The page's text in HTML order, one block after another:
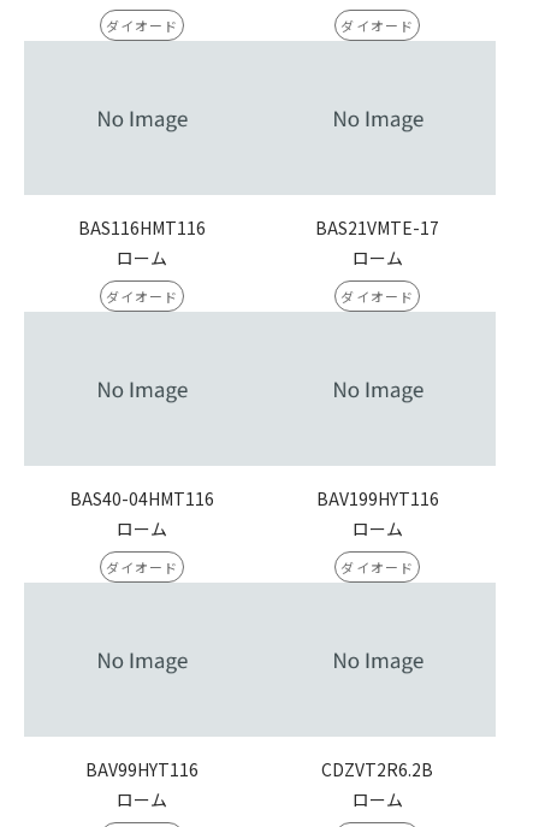
ダイオード ダイオード
BAS116HMT116
ローム
ダイオード
BAS21VMTE-17
ローム
ダイオード
BAS40-04HMT116
ローム
ダイオード
BAV199HYT116
ローム
ダイオード
BAV99HYT116
ローム
CDZVT2R6.2B
ローム